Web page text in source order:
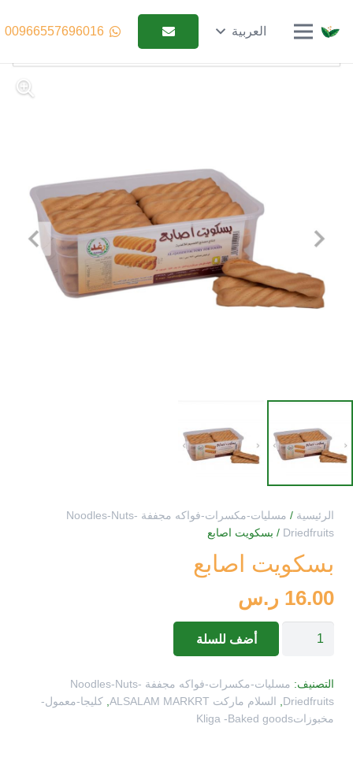
العربية 00966557696016
الرئيسية /
مسليات-مكسرات-فواكه مجففة Noodles-Nuts-
Driedfruits / بسكويت اصابع
بسكويت اصابع
16.00 ر.س
كمية
أضف للسلة
التصنيف:
مسليات-مكسرات-فواكه مجففة Noodles-Nuts-
Driedfruits
, السلام ماركت ALSALAM MARKRT , كليجا-معمول-
مخبوزاتKliga -Baked goods